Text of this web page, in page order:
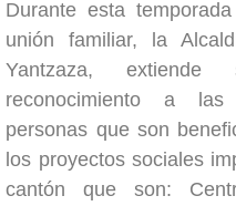
Durante esta
unión familiar, la
Yantzaza,
reconocimiento a las
personas que son
los proyectos sociales
cantón que son: